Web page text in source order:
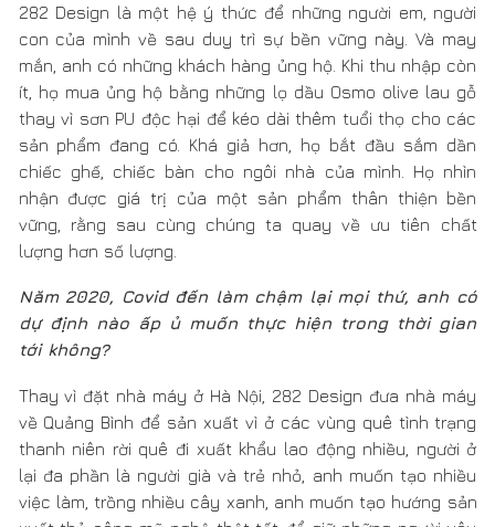
xuất thủ công mỹ nghệ thật tốt để giữ những người yêu
nghề mộc truyền thống, để họ có cuộc sống tốt hơn, lúc
ấy họ sẽ giữ và truyền nghề, Và nơi đây – 282 Factory là
nơi mà sự chia sẻ, thực hành được chú trọng và ưu tiên.
Thời gian tới anh cố gắng tổ chức sân chơi để các bạn
trẻ có thể tự đến lắp ráp, đan dây, hiểu được làm ra một
cái ghế, cái bàn cần nhiều công sức ra sao,…
Anh mở Quỹ 282 Forest để mở lớp đào tạo nghề, tiếp
đến là định hướng trồng rừng Teak và cây gỗ nhiệt đới
để một phần hạn chế thiên tai lũ lụt, một phần giữ được
anh không còn tồn tại thì các em và con cháu mình tiếp
tục, nếu được vậy nó sẽ thành sự bất tận và lan rộng xa
hơn nữa. Một xã hội mạnh khi có nhiều người trẻ cùng
"Khi chặt 1 cây thì phải trồng lại 100 cây hoặc
hơn thế nữa."
Kim chỉ nam của anh trong toàn bộ cuộc sống ở
thời điểm này là gì?